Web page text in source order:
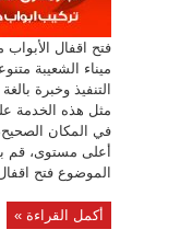
فتح اقفال الأبواب
ميناء الشعيبة
التنفيذ وخبرة
مثل هذه الخدمة
في المكان
أعلى مستوى، قم
الموضوع فتح
أكمل القراءة »